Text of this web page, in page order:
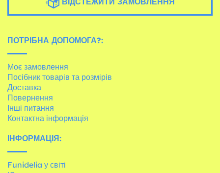
ПОТРІБНА ДОПОМОГА?:
Моє замовлення
Посібник товарів та розмірів
Доставка
Повернення
Інші питання
Контактна інформація
ІНФОРМАЦІЯ:
Funidelia у світі